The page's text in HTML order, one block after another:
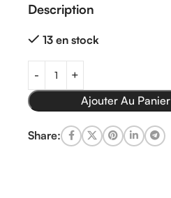
Description
13 en stock
Ajouter Au Panier
Share: